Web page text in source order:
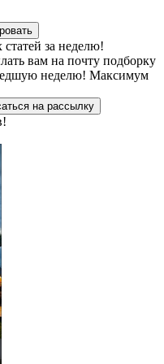
за неделю!
вам на почту подборку
неделю! Максимум
на рассылку